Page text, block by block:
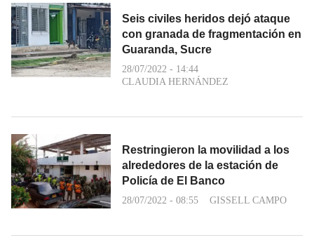
Seis civiles heridos dejó ataque
con granada de fragmentación en
Guaranda, Sucre
28/07/2022 - 14:44
CLAUDIA HERNÁNDEZ
Restringieron la movilidad a los
alrededores de la estación de
Policía de El Banco
28/07/2022 - 08:55 GISSELL CAMPO